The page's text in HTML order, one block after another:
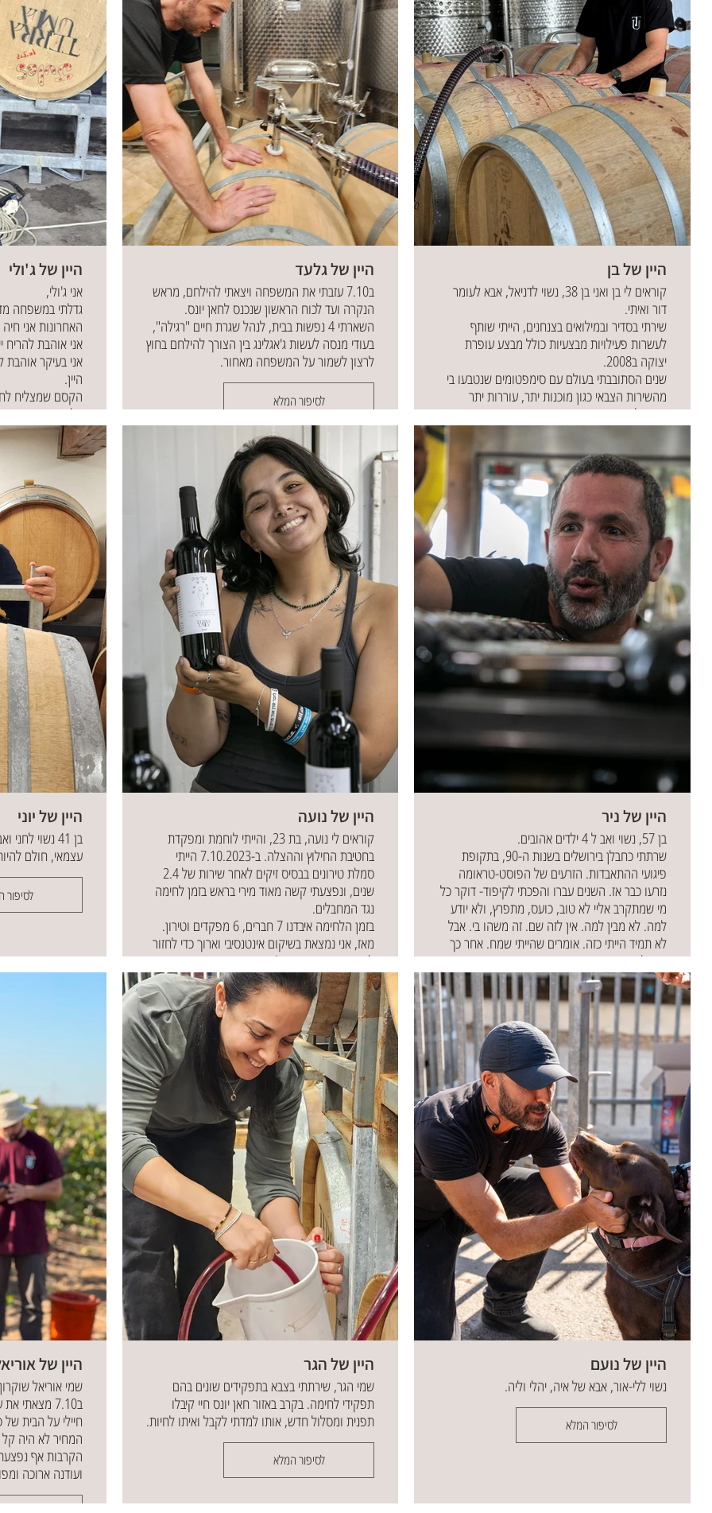
לסיפור
היין של בן
קוראים לי בן ואני בן 38, נשוי לדניאל, אבא לעומר
דור ואיתי.
שירתי בסדיר ובמילואים בצנחנים, הייתי שותף
לעשרות פעילויות מבצעיות כולל מבצע עופרת
יצוקה ב2008.
שנים הסתובבתי בעולם עם סימפטומים שנטבעו בי
מהשירות הצבאי כגון מוכנות יתר, עוררות יתר
אימפולסיביות ועוד.
ב - 7.10.23 בשעות הבוקר הוקפצתי מהבית לדרום
עם החברים לצוות לתוך התופת של אותו היום.
המראות, הלחץ והחוויות מאותו יום ככל הנראה
נחרטו בי וכעבור 20 יום התחילו לי התקפי חרדה
חזקים שלבסוף גרמו לי לעצור ולהושיט יד לעזרה.
לאחר שנתיים של טיפולים וחזרה מדורגת לשגרה
מצאתי את תומר ואת עמותת טרה אומה ומשם הכל
היסטוריה.
לסיפור המלא
היין של גלעד
ב7.10 עזבתי את המשפחה ויצאתי להילחם, מראש
הנקרה ועד לכוח הראשון שנכנס לחאן יונס.
השארתי 4 נפשות בבית, לנהל שגרת חיים "רגילה",
בעודי מנסה לעשות ג'אגלינג בין הצורך להילחם בחוץ
לרצון לשמור על המשפחה מאחור.
לסיפור המלא
היין של ג'ולי
אני ג'ולי,
האחרונות אני
אני אוהבת להריח
אני בעיקר
היין.
הקסם שמצליח
אלגנטיות וחיוך.
לסיפור
היין של ניר
בן 57, נשוי ואב ל 4 ילדים אהובים.
שרתתי כחבלן בירושלים בשנות ה-90, בתקופת
פיגועי ההתאבדות. הזרעים של הפוסט-טראומה
נזרעו כבר אז. השנים עברו והפכתי לקיפוד- דוקר כל
מי שמתקרב אליי לא טוב, כועס, מתפרץ, ולא יודע
למה. לא מבין למה. אין לזה שם. זה משהו בי. אבל
לא תמיד הייתי כזה. אומרים שהייתי שמח. אחר כך
כבר לא.
לפני כשש שנים מצאתי את השם. יש לי
פוסט-טרואמה. כשיש שם, אפשר להתחיל להבין,
ללמוד, לקרוא, ואז להבין יותר, לטפל. מה אני מרגיש,
מה מחזק ותומך, מה לא, מה לומר לסובבים אותי
כדי שיבינו ויכילו אותי ברגעים פחות טובים וגם, ולא
פחות חשוב, להבין יותר את מה שעברו היקרים לי
בשנותי הקוצניות, לדעת שגם להם היה לא פשוט.
אני כבר 30 שנה במסע. צעד צעד לעבר מקום יציב
ובטוח. בתוכי, עם יקיריי ובעולם.
לסיפור המלא
היין של נועה
קוראים לי נועה, בת 23, והייתי לוחמת ומפקדת
בחטיבת החילוץ וההצלה. ב-7.10.2023 הייתי
סמלת טירונים בבסיס זיקים לאחר שירות של 2.4
שנים, ונפצעתי קשה מאוד מירי בראש בזמן לחימה
נגד המחבלים.
בזמן הלחימה איבדנו 7 חברים, 6 מפקדים וטירון.
מאז, אני נמצאת בשיקום אינטנסיבי וארוך כדי לחזור
לחיים כמה שיותר טוב!
לסיפור המלא
היין של יוני
בן 41 נשוי לחני ואבא לאוריה, אופיר ואמי.
עצמאי, חולם
לסיפור
היין של נועם
נשוי ללי-אור, אבא של איה, יהלי וליה.
לסיפור המלא
היין של הגר
שמי הגר, שירתתי בצבא בתפקידים שונים בהם
תפקידי לחימה. בקרב באזור חאן יונס חיי קיבלו
תפנית ומסלול חדש, אותו למדתי לקבל ואיתו לחיות.
לסיפור המלא
היין של
ב7.10
חיילי על הבית של
המחיר לא היה קל
הקרבות אף
ועודנה ארוכה